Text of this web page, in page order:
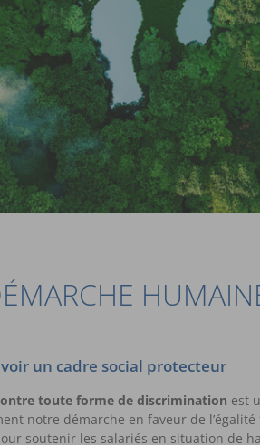
un cadre social protecteur
toute forme de discrimination est
notre démarche en faveur de
soutenir les salariés en situation de